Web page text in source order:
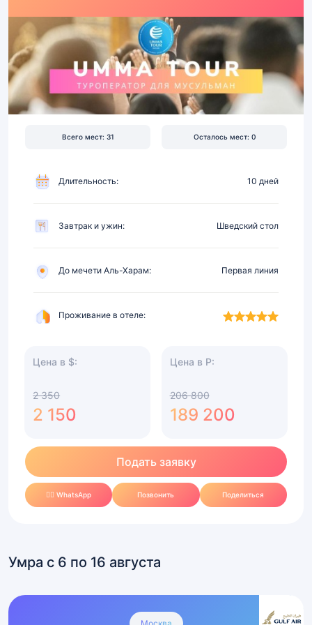
Всего мест: 31 Осталось мест: 0
Длительность: 10 дней
Завтрак и ужин: Шведский стол
До мечети Аль-Харам: Первая линия
Проживание в отеле:
Цена в $:
2 350
2 150
Цена в Р:
206 800
189 200
Подать заявку
✍🏻 WhatsApp Позвонить Поделиться
Перелет,
отель
5★
на
первой
Умра с 6 по 16 августа
Умра